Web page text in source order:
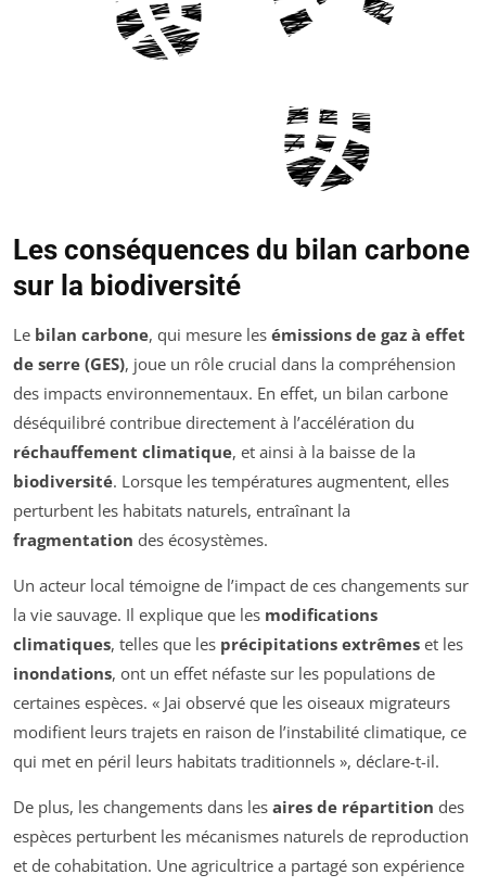
Les conséquences du bilan carbone
sur la biodiversité
Le bilan carbone, qui mesure les émissions de gaz à effet
de serre (GES), joue un rôle crucial dans la compréhension
des impacts environnementaux. En effet, un bilan carbone
déséquilibré contribue directement à l’accélération du
réchauffement climatique, et ainsi à la baisse de la
biodiversité. Lorsque les températures augmentent, elles
perturbent les habitats naturels, entraînant la
fragmentation des écosystèmes.
Un acteur local témoigne de l’impact de ces changements sur
la vie sauvage. Il explique que les modifications
climatiques, telles que les précipitations extrêmes et les
inondations, ont un effet néfaste sur les populations de
certaines espèces. « Jai observé que les oiseaux migrateurs
modifient leurs trajets en raison de l’instabilité climatique, ce
qui met en péril leurs habitats traditionnels », déclare-t-il.
De plus, les changements dans les aires de répartition des
espèces perturbent les mécanismes naturels de reproduction
et de cohabitation. Une agricultrice a partagé son expérience